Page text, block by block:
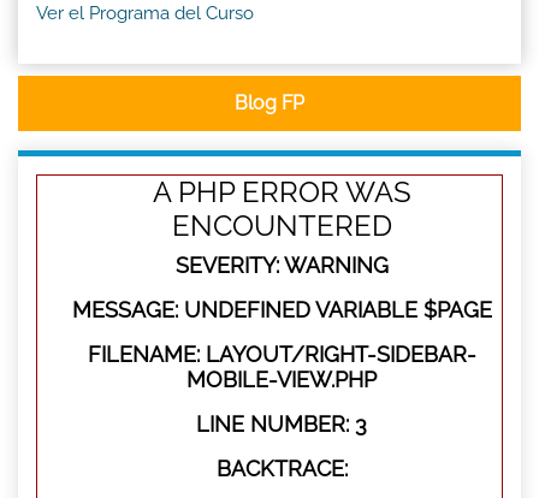
Ver el Programa del Curso
Blog FP
A PHP ERROR WAS
ENCOUNTERED
SEVERITY: WARNING
MESSAGE: UNDEFINED VARIABLE $PAGE
FILENAME: LAYOUT/RIGHT-SIDEBAR-
MOBILE-VIEW.PHP
LINE NUMBER: 3
BACKTRACE: